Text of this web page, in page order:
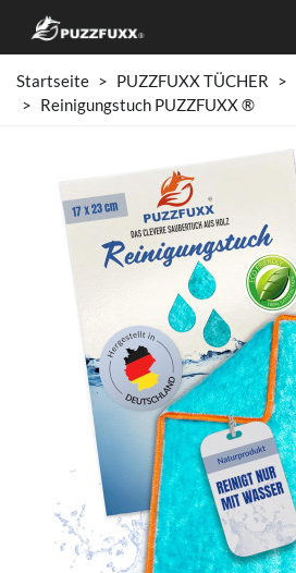
Startseite > PUZZFUXX TÜCHER >
> Reinigungstuch PUZZFUXX ®